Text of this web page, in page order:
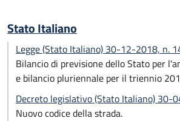
Stato Italiano
Legge (Stato Italiano) 30-12-2018, n.
Bilancio di previsione dello Stato per
e bilancio pluriennale per il triennio
Decreto legislativo (Stato Italiano) 30-
Nuovo codice della strada.